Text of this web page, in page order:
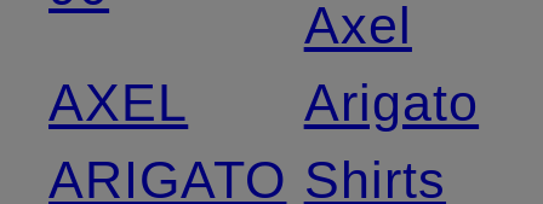
AXEL
ARIGATO
Axel
Arigato
Shirts